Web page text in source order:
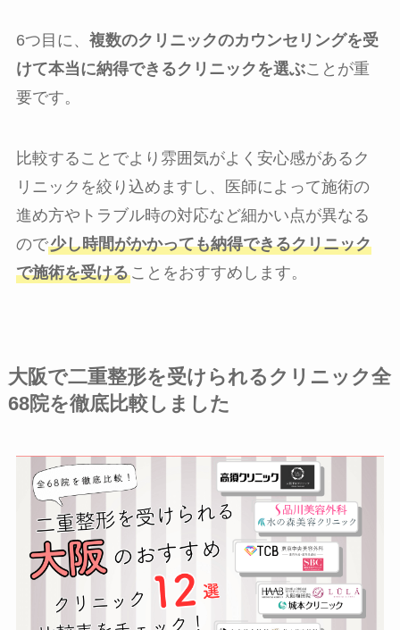
6つ目に、 複数のクリニックのカウンセリングを受
けて本当に納得できるクリニックを選ぶことが重
要です。
比較することでより雰囲気がよく安心感があるク
リニックを絞り込めますし、医師によって施術の
進め方やトラブル時の対応など細かい点が異なる
ので少し時間がかかっても納得できるクリニック
で施術を受けることをおすすめします。
大阪で二重整形を受けられるクリニック全
68院を徹底比較しました